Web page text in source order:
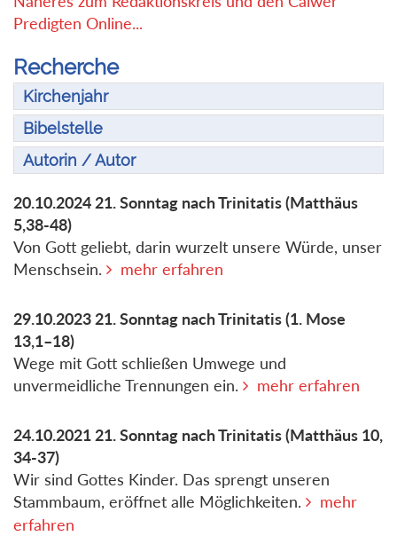
Predigten Online...
Recherche
Kirchenjahr
Bibelstelle
Autorin / Autor
20.10.2024 21. Sonntag nach Trinitatis(Matthäus
5,38-48)
Von Gott geliebt, darin wurzelt unsere Würde, unser
Menschsein.
mehr erfahren
29.10.2023 21. Sonntag nach Trinitatis(1. Mose
13,1–18)
Wege mit Gott schließen Umwege und
unvermeidliche Trennungen ein.
mehr erfahren
24.10.2021 21. Sonntag nach Trinitatis(Matthäus 10,
34-37)
Wir sind Gottes Kinder. Das sprengt unseren
Stammbaum, eröffnet alle Möglichkeiten.
mehr
erfahren